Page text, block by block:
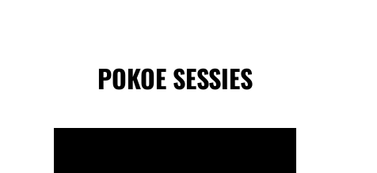
POKOE SESSIES